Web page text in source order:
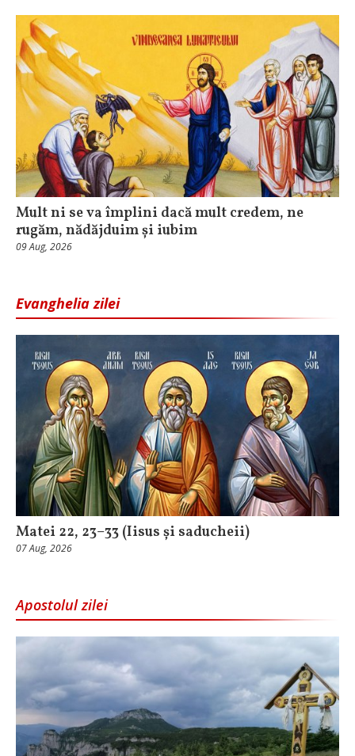
Mult ni se va împlini dacă mult credem, ne
rugăm, nădăjduim și iubim
09 Aug, 2026
Evanghelia zilei
Matei 22, 23–33 (Iisus și saducheii)
07 Aug, 2026
Apostolul zilei